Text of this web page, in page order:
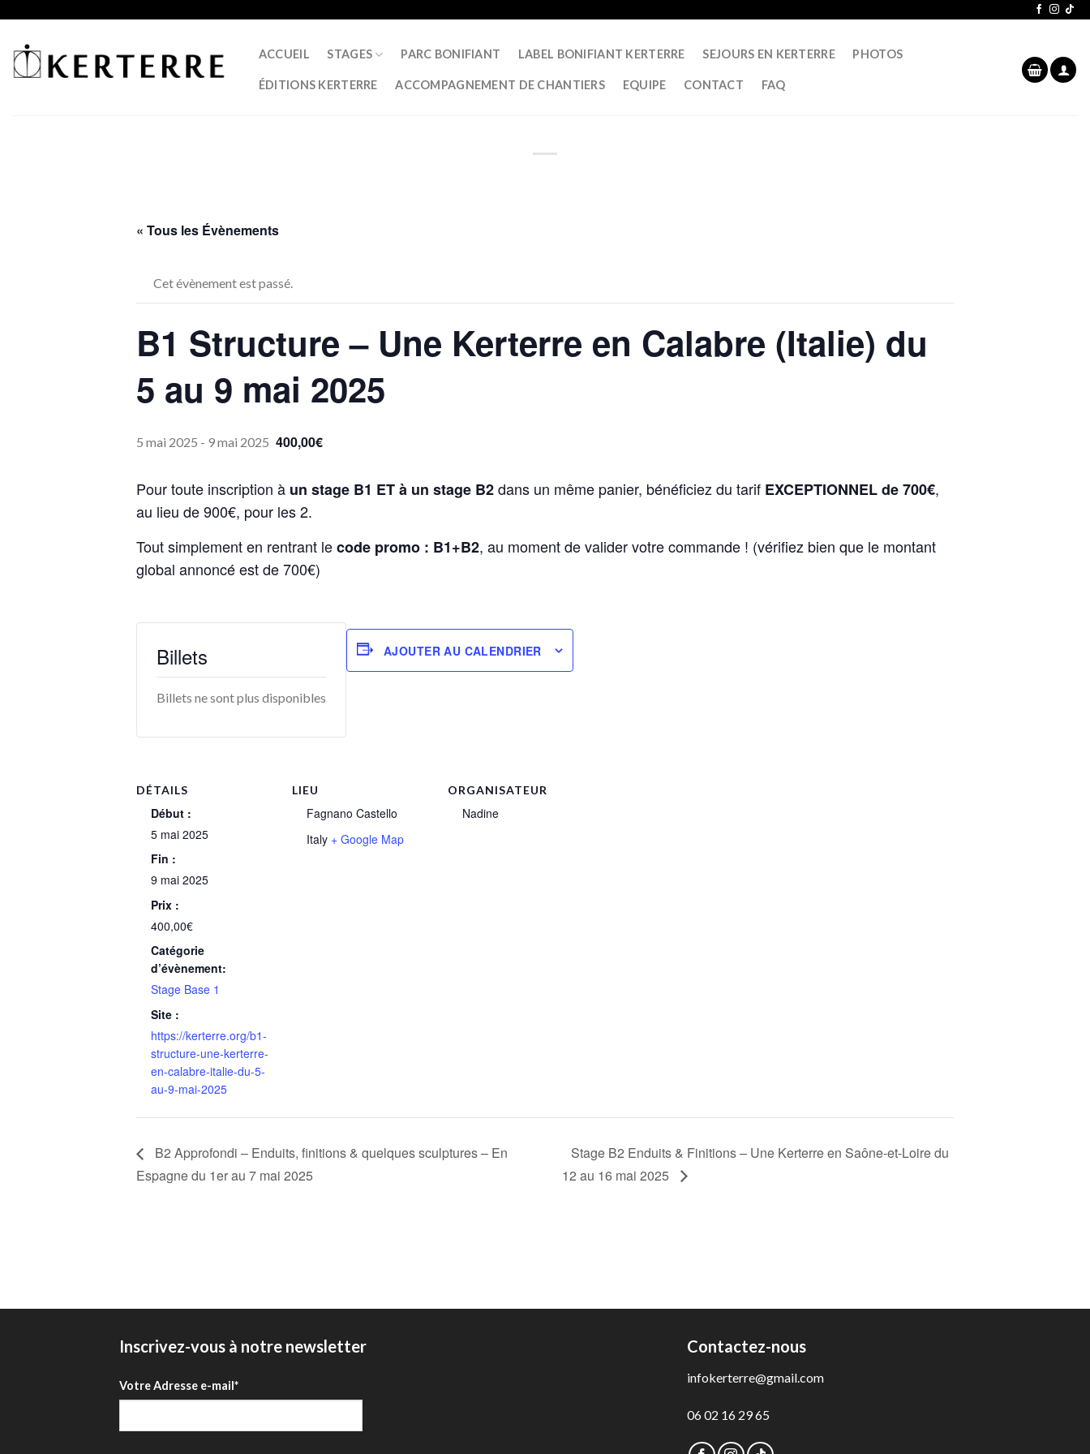
content
ACCUEIL STAGES PARC BONIFIANT LABEL BONIFIANT KERTERRE SEJOURS EN KERTERRE PHOTOS
ÉDITIONS KERTERRE ACCOMPAGNEMENT DE CHANTIERS EQUIPE CONTACT FAQ
« Tous les Évènements
Cet évènement est passé.
B1 Structure – Une Kerterre en Calabre (Italie) du
5 au 9 mai 2025
5 mai 2025 - 9 mai 2025 400,00€
Pour toute inscription à un stage B1 ET à un stage B2dans un même panier, bénéficiez du tarif EXCEPTIONNEL de 700€,
au lieu de 900€, pour les 2.
Tout simplement en rentrant lecode promo : B1+B2, au moment de valider votre commande ! (vérifiez bien que le montant
global annoncé est de 700€)
Billets
Billets ne sont plus disponibles
AJOUTER AU CALENDRIER
DÉTAILS
Début :
5 mai 2025
Fin :
9 mai 2025
Prix :
400,00€
Catégorie
d’évènement:
Stage Base 1
Site :
https://kerterre.org/b1-
structure-une-kerterre-
en-calabre-italie-du-5-
au-9-mai-2025
LIEU
Fagnano Castello
Italy + Google Map
ORGANISATEUR
Nadine
B2 Approfondi – Enduits, finitions & quelques sculptures – En
Espagne du 1er au 7 mai 2025
Stage B2 Enduits & Finitions – Une Kerterre en Saône-et-Loire du
12 au 16 mai 2025
Inscrivez-vous à notre newsletter
Votre Adresse e-mail*
Contactez-nous
infokerterre@gmail.com
06 02 16 29 65